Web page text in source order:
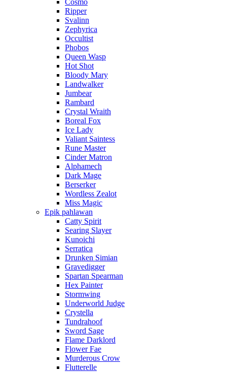
Cosmo
Ripper
Svalinn
Zephyrica
Occultist
Phobos
Queen Wasp
Hot Shot
Bloody Mary
Landwalker
Jumbear
Rambard
Crystal Wraith
Boreal Fox
Ice Lady
Valiant Saintess
Rune Master
Cinder Matron
Alphamech
Dark Mage
Berserker
Wordless Zealot
Miss Magic
Epik pahlawan
Catty Spirit
Searing Slayer
Kunoichi
Serratica
Drunken Simian
Gravedigger
Spartan Spearman
Hex Painter
Stormwing
Underworld Judge
Crystella
Tundrahoof
Sword Sage
Flame Darklord
Flower Fae
Murderous Crow
Flutterelle